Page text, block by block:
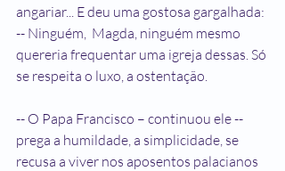
angariar... E deu uma gostosa gargalhada:
-- Ninguém,  Magda, ninguém mesmo
quereria frequentar uma igreja dessas. Só
se respeita o luxo, a ostentação.
-- O Papa Francisco – continuou ele --
prega a humildade, a simplicidade, se
recusa a viver nos aposentos palacianos